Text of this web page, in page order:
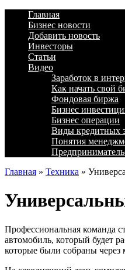
Главная
Бизнес новости
Добавить новость
Инвесторы
Статьи
Видео
Заработок в
Как начать свой
Фондовая биржа
Бизнес
Бизнес операции
Виды кредитных
Понятия
Главная » Техника »
Профессиональная команда
автомобиль, который будет
которые были собраны через